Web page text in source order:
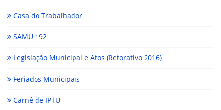
Casa do Trabalhador
SAMU 192
Legislação Municipal e Atos (Retorativo 2016)
Feriados Municipais
Carnê de IPTU